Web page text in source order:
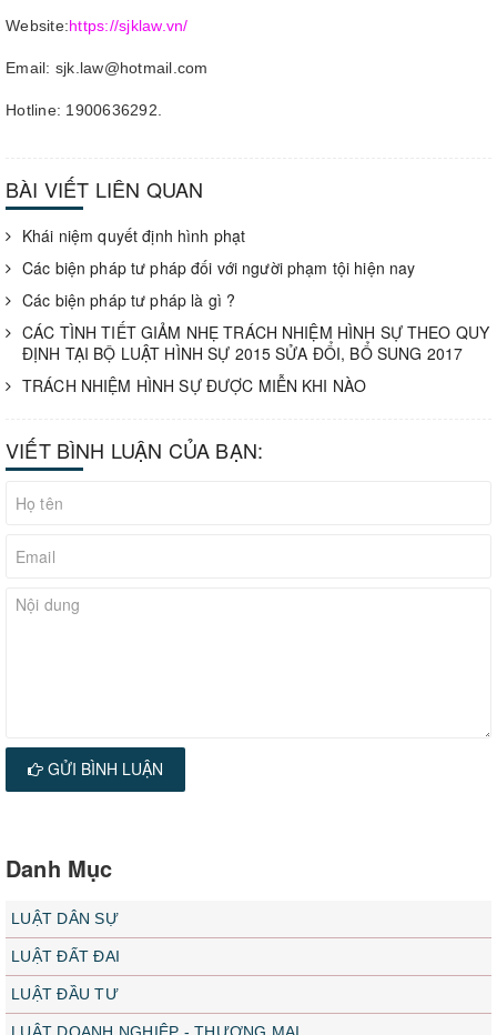
Website:https://sjklaw.vn/
Email: sjk.law@hotmail.com
Hotline: 1900636292.
BÀI VIẾT LIÊN QUAN
Khái niệm quyết định hình phạt
Các biện pháp tư pháp đối với người phạm tội hiện nay
Các biện pháp tư pháp là gì ?
CÁC TÌNH TIẾT GIẢM NHẸ TRÁCH NHIỆM HÌNH SỰ THEO QUY
ĐỊNH TẠI BỘ LUẬT HÌNH SỰ 2015 SỬA ĐỔI, BỔ SUNG 2017
TRÁCH NHIỆM HÌNH SỰ ĐƯỢC MIỄN KHI NÀO
VIẾT BÌNH LUẬN CỦA BẠN:
GỬI BÌNH LUẬN
Danh Mục
LUẬT DÂN SỰ
LUẬT ĐẤT ĐAI
LUẬT ĐẦU TƯ
LUẬT DOANH NGHIỆP - THƯƠNG MẠI